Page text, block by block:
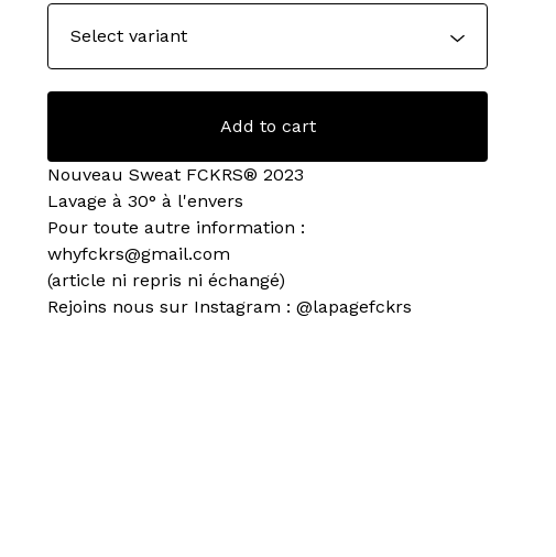
Add to cart
Nouveau Sweat FCKRS® 2023
Lavage à 30° à l'envers
Pour toute autre information :
whyfckrs@gmail.com
(article ni repris ni échangé)
Rejoins nous sur Instagram : @lapagefckrs